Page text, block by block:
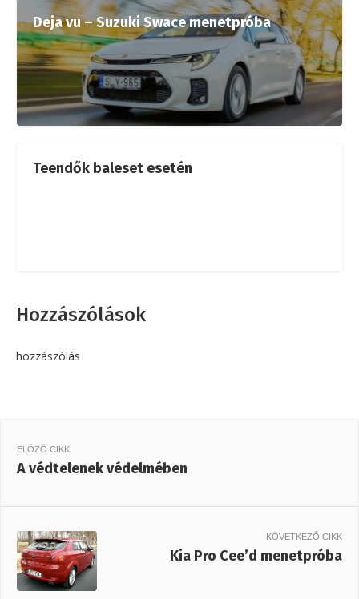
Deja vu – Suzuki Swace menetpróba
Teendők baleset esetén
Hozzászólások
hozzászólás
ELŐZŐ CIKK
A védtelenek védelmében
KÖVETKEZŐ CIKK
Kia Pro Cee’d menetpróba